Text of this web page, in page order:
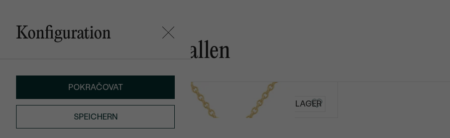
Konfiguration
POKRAČOVAT
SPEICHERN
Das könnte Ihnen gefallen
von € 499 AUF LAGER von € 319 AUF LAGER